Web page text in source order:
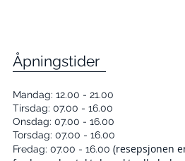
Åpningstider
Mandag: 12.00 - 21.00
Tirsdag: 07.00 - 16.00
Onsdag: 07.00 - 16.00
Torsdag: 07.00 - 16.00
Fredag: 07.00 - 16.00 (resepsjonen